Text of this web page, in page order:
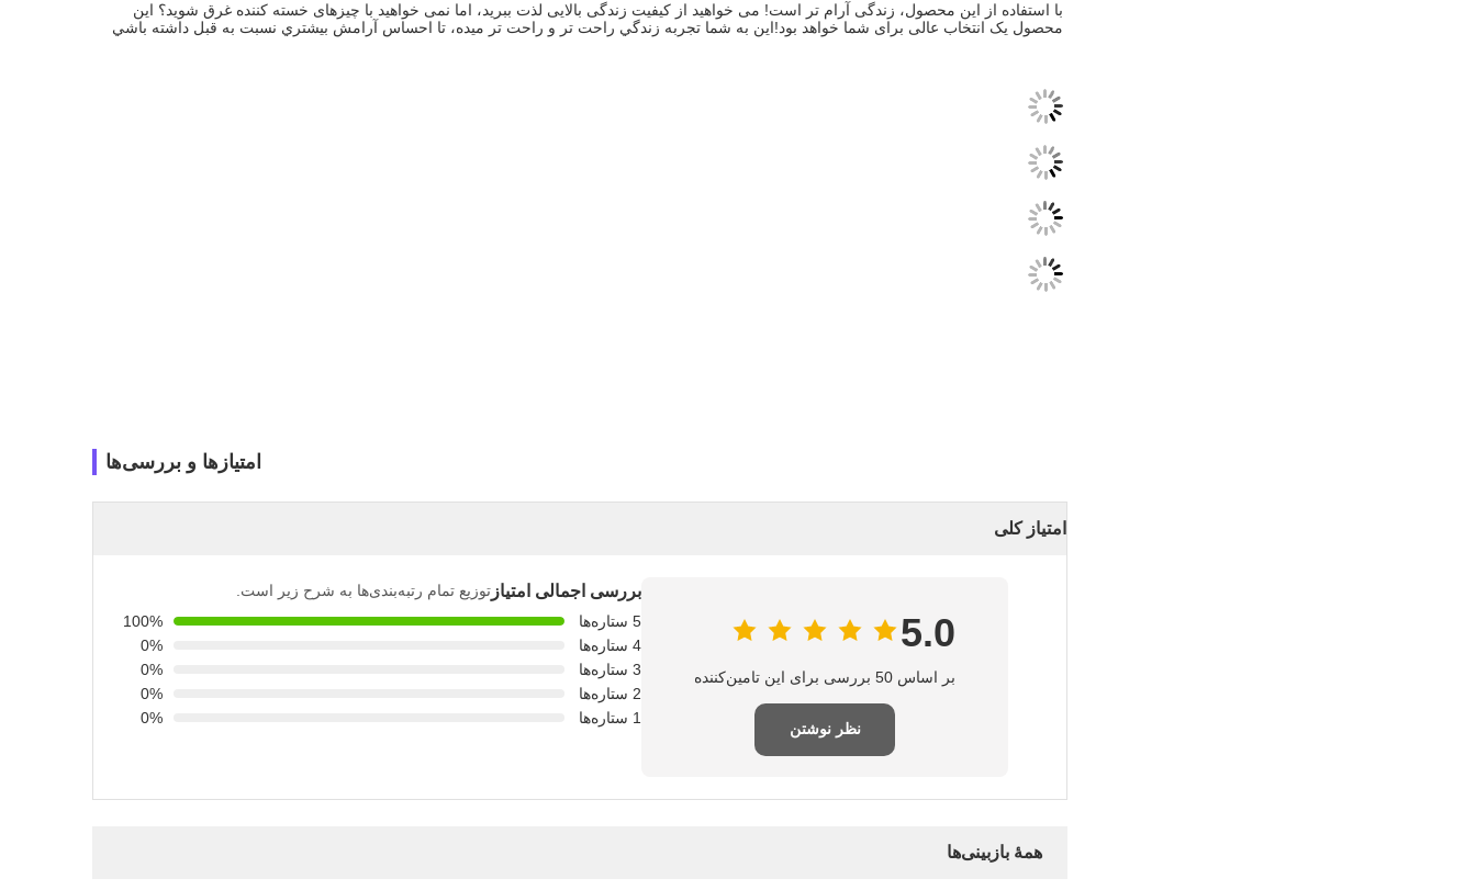
محصول یک انتخاب عالی برای شما خواهد بود!اين به شما تجربه زندگي راحت تر و راحت تر ميده، تا احساس آرامش بيشتري نسبت به قبل داشته باشي
امتیازها و بررسی‌ها
امتیاز کلی
5.0
بر اساس 50 بررسی برای این تامین‌کننده
نظر نوشتن
بررسی اجمالی امتیاز توزیع تمام رتبه‌بندی‌ها به شرح زیر است.
5 ستاره‌ها
100%
4 ستاره‌ها
0%
3 ستاره‌ها
0%
2 ستاره‌ها
0%
1 ستاره‌ها
0%
همهٔ بازبینی‌ها